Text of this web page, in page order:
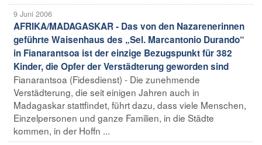
9 Juni 2006
AFRIKA/MADAGASKAR - Das von den Nazarenerinnen
geführte Waisenhaus des „Sel. Marcantonio Durando“
in Fianarantsoa ist der einzige Bezugspunkt für 382
Kinder, die Opfer der Verstädterung geworden sind
Fianarantsoa (Fidesdienst) - Die zunehmende
Verstädterung, die seit einigen Jahren auch in
Madagaskar stattfindet, führt dazu, dass viele Menschen,
Einzelpersonen und ganze Familien, in die Städte
kommen, in der Hoffn ...